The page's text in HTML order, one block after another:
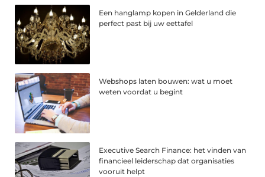
Een hanglamp kopen in Gelderland die
perfect past bij uw eettafel
Webshops laten bouwen: wat u moet
weten voordat u begint
Executive Search Finance: het vinden van
financieel leiderschap dat organisaties
vooruit helpt